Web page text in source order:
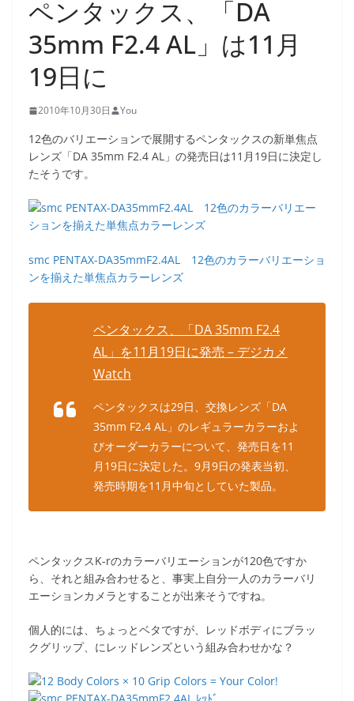
ペンタックス、「DA
35mm F2.4 AL」は11月
19日に
2010年10月30日 You
12色のバリエーションで展開するペンタックスの新単焦点
レンズ「DA 35mm F2.4 AL」の発売日は11月19日に決定し
たそうです。
smc PENTAX-DA35mmF2.4AL 12色のカラーバリエーショ
ンを揃えた単焦点カラーレンズ
ペンタックス、「DA 35mm F2.4
AL」を11月19日に発売 – デジカメ
Watch
ペンタックスは29日、交換レンズ「DA
35mm F2.4 AL」のレギュラーカラーおよ
びオーダーカラーについて、発売日を11
月19日に決定した。9月9日の発表当初、
発売時期を11月中旬としていた製品。
ペンタックスK-rのカラーバリエーションが120色ですか
ら、それと組み合わせると、事実上自分一人のカラーバリ
エーションカメラとすることが出来そうですね。
個人的には、ちょっとベタですが、レッドボディにブラッ
クグリップ、にレッドレンズという組み合わせかな？